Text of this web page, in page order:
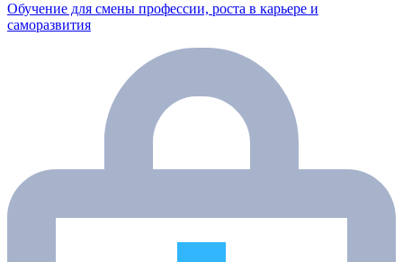
Обучение для смены профессии, роста в карьере и
саморазвития